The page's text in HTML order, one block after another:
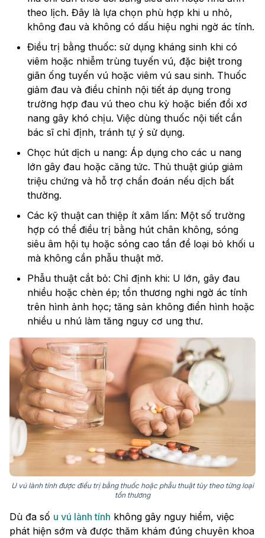
theo lịch. Đây là lựa chọn phù hợp khi u nhỏ,
không đau và không có dấu hiệu nghi ngờ ác tính.
Điều trị bằng thuốc: sử dụng kháng sinh khi có
viêm hoặc nhiễm trùng tuyến vú, đặc biệt trong
giãn ống tuyến vú hoặc viêm vú sau sinh. Thuốc
giảm đau và điều chỉnh nội tiết áp dụng trong
trường hợp đau vú theo chu kỳ hoặc biến đổi xơ
nang gây khó chịu. Việc dùng thuốc nội tiết cần
bác sĩ chỉ định, tránh tự ý sử dụng.
Chọc hút dịch u nang: Áp dụng cho các u nang
lớn gây đau hoặc căng tức. Thủ thuật giúp giảm
triệu chứng và hỗ trợ chẩn đoán nếu dịch bất
thường.
Các kỹ thuật can thiệp ít xâm lấn: Một số trường
hợp có thể điều trị bằng hút chân không, sóng
siêu âm hội tụ hoặc sóng cao tần để loại bỏ khối u
mà không cần phẫu thuật mở.
Phẫu thuật cắt bỏ: Chỉ định khi: U lớn, gây đau
nhiều hoặc chèn ép; tổn thương nghi ngờ ác tính
trên hình ảnh học; tăng sản không điển hình hoặc
nhiều u nhú làm tăng nguy cơ ung thư.
U vú lành tính được điều trị bằng thuốc hoặc phẫu thuật tùy theo từng loại
tổn thương
Dù đa số u vú lành tính không gây nguy hiểm, việc
phát hiện sớm và được thăm khám đúng chuyên khoa